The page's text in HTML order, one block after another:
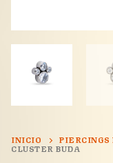
INICIO PIERCINGS
CLUSTER BUDA